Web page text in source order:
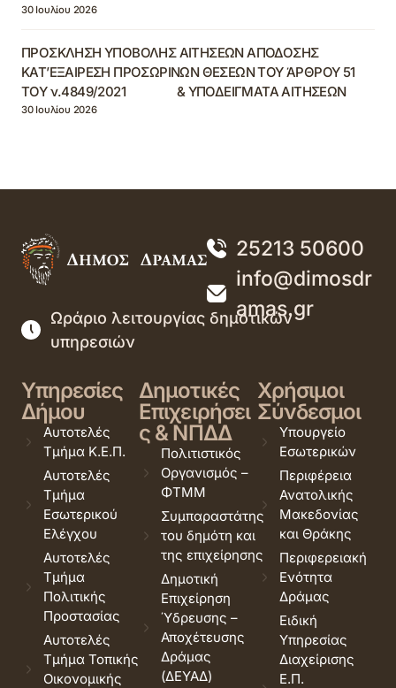
30 Ιουλίου 2026
ΠΡΟΣΚΛΗΣΗ ΥΠΟΒΟΛΗΣ ΑΙΤΗΣΕΩΝ ΑΠΟΔΟΣΗΣ
ΚΑΤ’ΕΞΑΙΡΕΣΗ ΠΡΟΣΩΡΙΝΩΝ ΘΕΣΕΩΝ ΤΟΥ ΆΡΘΡΟΥ 51
ΤΟΥ ν.4849/2021 & ΥΠΟΔΕΙΓΜΑΤΑ ΑΙΤΗΣΕΩΝ
30 Ιουλίου 2026
25213 50600
info@dimosdr
amas.gr
Ωράριο λειτουργίας δημοτικών
υπηρεσιών
Υπηρεσίες
Δήμου
Αυτοτελές
Τμήμα Κ.Ε.Π.
Αυτοτελές
Τμήμα
Εσωτερικού
Ελέγχου
Αυτοτελές
Τμήμα
Πολιτικής
Προστασίας
Αυτοτελές
Τμήμα Τοπικής
Οικονομικής
Δημοτικές
Επιχειρήσει
ς & ΝΠΔΔ
Πολιτιστικός
Οργανισμός –
ΦΤΜΜ
Συμπαραστάτης
του δημότη και
της επιχείρησης
Δημοτική
Επιχείρηση
Ύδρευσης –
Αποχέτευσης
Δράμας
(ΔΕΥΑΔ)
Χρήσιμοι
Σύνδεσμοι
Υπουργείο
Εσωτερικών
Περιφέρεια
Ανατολικής
Μακεδονίας
και Θράκης
Περιφερειακή
Ενότητα
Δράμας
Ειδική
Υπηρεσίας
Διαχείρισης
Ε.Π.